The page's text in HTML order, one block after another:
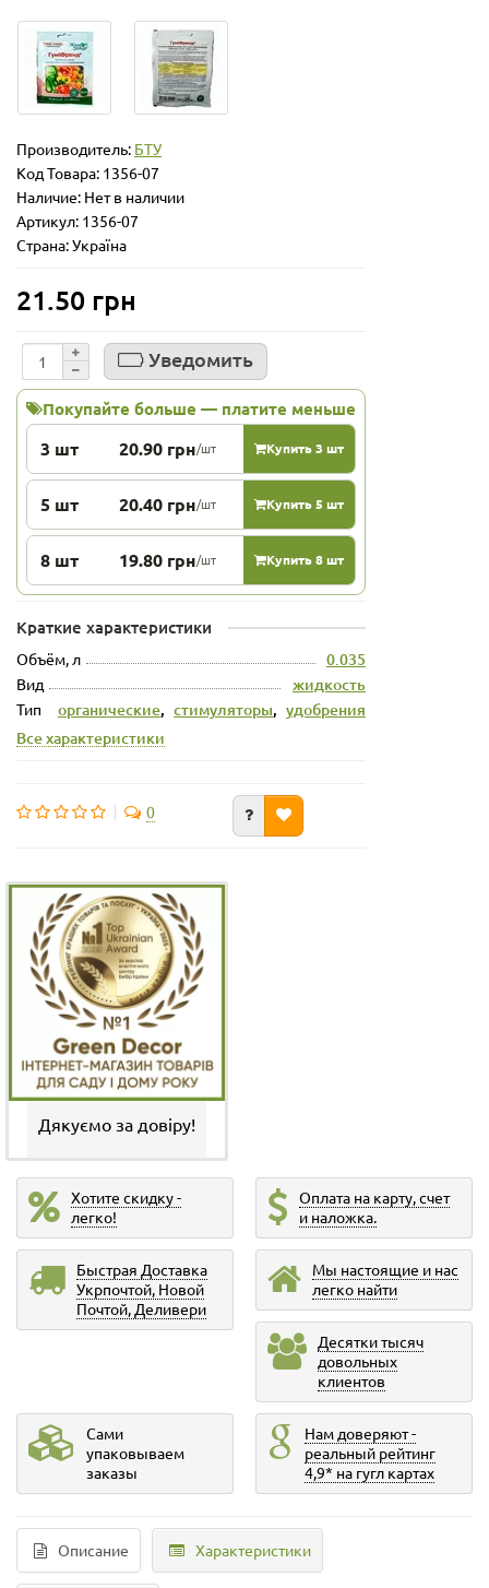
Производитель: БТУ
Код Товара: 1356-07
Наличие: Нет в наличии
Артикул: 1356-07
Страна: Україна
21.50 грн
Уведомить
Покупайте больше — платите меньше
3 шт 20.90 грн/шт Купить 3 шт
5 шт 20.40 грн/шт Купить 5 шт
8 шт 19.80 грн/шт Купить 8 шт
Краткие характеристики
Объём, л 0.035
Вид жидкость
Тип органические, стимуляторы, удобрения
Все характеристики
0
Дякуємо за довіру!
Хотите скидку -
легко!
Оплата на карту, счет
и наложка.
Быстрая Доставка
Укрпочтой, Новой
Почтой, Деливери
Мы настоящие и нас
легко найти
Десятки тысяч
довольных
клиентов
Сами
упаковываем
заказы
Нам доверяют -
реальный рейтинг
4,9* на гугл картах
Описание Характеристики